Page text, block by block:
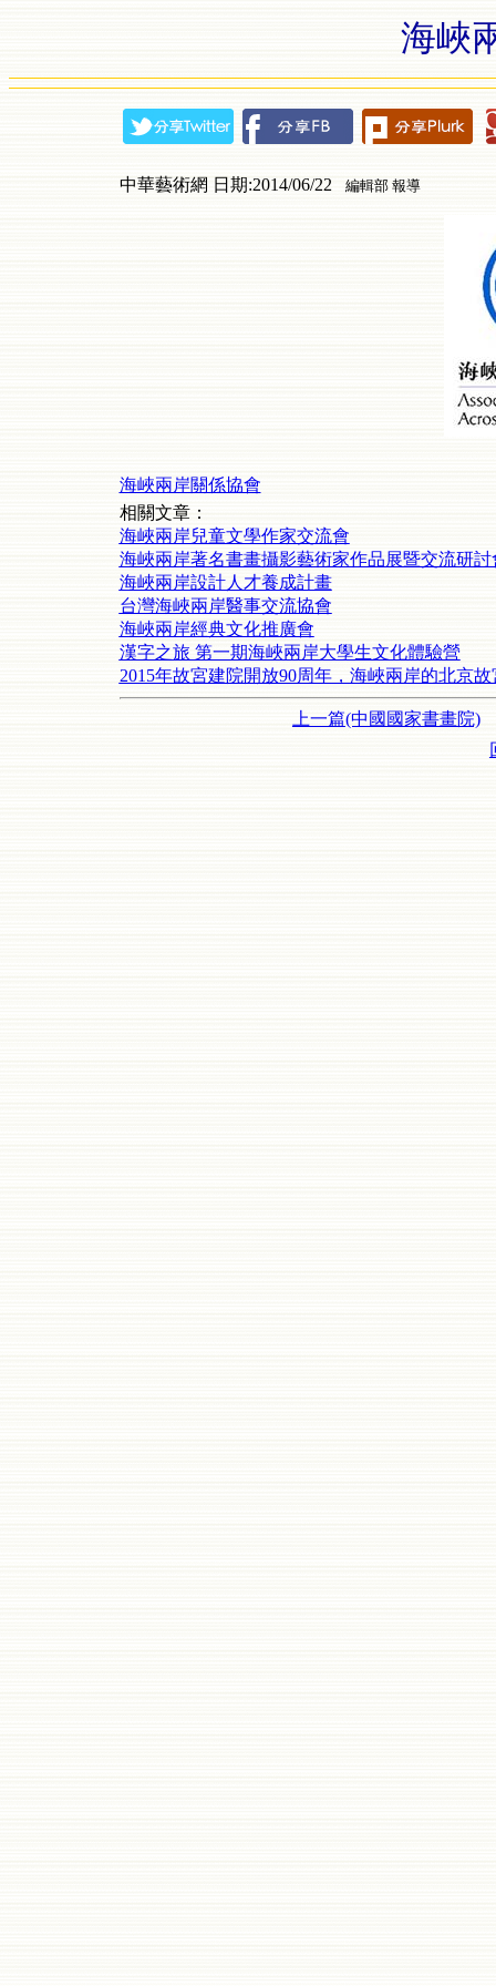
海峽
中華藝術網 日期:2014/06/22 編輯部 報導
海峽兩岸關係協會
相關文章：
海峽兩岸兒童文學作家交流會
海峽兩岸著名書畫攝影藝術家作品展暨交流研討
海峽兩岸設計人才養成計畫
台灣海峽兩岸醫事交流協會
海峽兩岸經典文化推廣會
漢字之旅 第一期海峽兩岸大學生文化體驗營
2015年故宮建院開放90周年，海峽兩岸的北京
上一篇(中國國家書畫院)